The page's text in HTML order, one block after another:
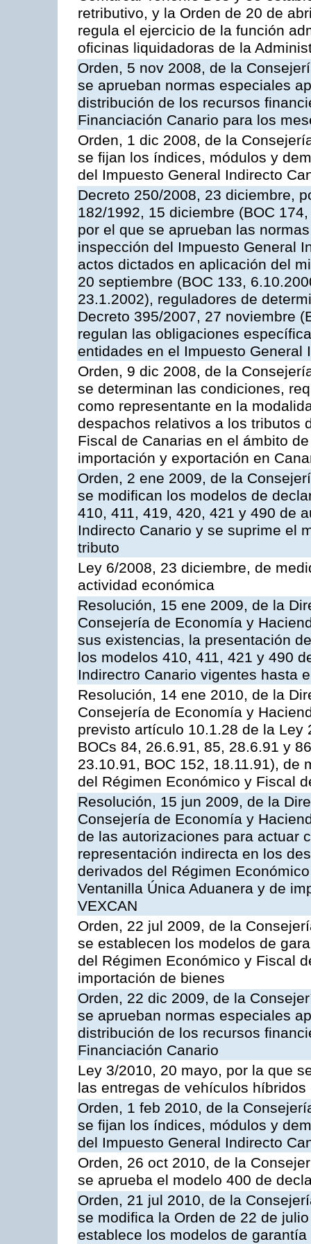
retributivo, y la Orden de 20 de
regula el ejercicio de la función
oficinas liquidadoras de la
Orden, 5 nov 2008, de la
se aprueban normas especiales
distribución de los recursos
Financiación Canario para los
Orden, 1 dic 2008, de la
se fijan los índices, módulos y
del Impuesto General Indirecto
Decreto 250/2008, 23 diciembre,
182/1992, 15 diciembre (BOC
por el que se aprueban las
inspección del Impuesto General
actos dictados en aplicación del
20 septiembre (BOC 133,
23.1.2002), reguladores de
Decreto 395/2007, 27 noviembre
regulan las obligaciones
entidades en el Impuesto General
Orden, 9 dic 2008, de la
se determinan las condiciones,
como representante en la
despachos relativos a los tributos
Fiscal de Canarias en el ámbito
importación y exportación en
Orden, 2 ene 2009, de la
se modifican los modelos de
410, 411, 419, 420, 421 y 490 de
Indirecto Canario y se suprime el
tributo
Ley 6/2008, 23 diciembre, de
actividad económica
Resolución, 15 ene 2009, de la
Consejería de Economía y
sus existencias, la presentación
los modelos 410, 411, 421 y 490
Indirectro Canario vigentes hasta
Resolución, 14 ene 2010, de la
Consejería de Economía y
previsto artículo 10.1.28 de la Ley
BOCs 84, 26.6.91, 85, 28.6.91 y
23.10.91, BOC 152, 18.11.91), de
del Régimen Económico y Fiscal
Resolución, 15 jun 2009, de la
Consejería de Economía y
de las autorizaciones para actuar
representación indirecta en los
derivados del Régimen
Ventanilla Única Aduanera y de
VEXCAN
Orden, 22 jul 2009, de la
se establecen los modelos de
del Régimen Económico y Fiscal
importación de bienes
Orden, 22 dic 2009, de la
se aprueban normas especiales
distribución de los recursos
Financiación Canario
Ley 3/2010, 20 mayo, por la que
las entregas de vehículos
Orden, 1 feb 2010, de la
se fijan los índices, módulos y
del Impuesto General Indirecto
Orden, 26 oct 2010, de la
se aprueba el modelo 400 de
Orden, 21 jul 2010, de la
se modifica la Orden de 22 de
establece los modelos de